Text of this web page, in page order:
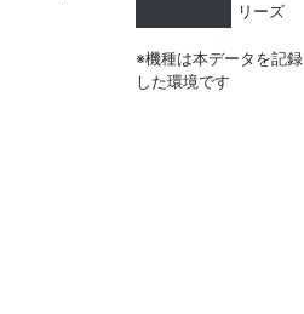
リーズ
※機種は本データを記録
した環境です